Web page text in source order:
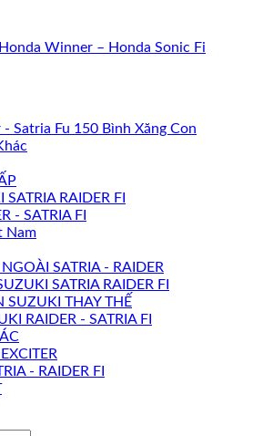
Winner – Honda Sonic Fi
- Satria Fu 150 Bình Xăng Con
RAIDER FI
- SATRIA FI
Nam
SATRIA - RAIDER
SATRIA RAIDER FI
SUZUKI THAY THẾ
RAIDER - SATRIA FI
- RAIDER FI